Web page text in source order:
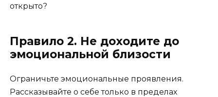
открыто?
Правило 2. Не доходите до
эмоциональной близости
Ограничьте эмоциональные проявления.
Рассказывайте о себе только в пределах